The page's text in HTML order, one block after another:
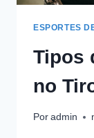
ESPORTES
Tipos
no
Por admin